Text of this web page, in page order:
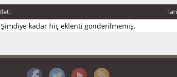
İleti
Şimdiye kadar hiç eklenti gönderilmemiş.